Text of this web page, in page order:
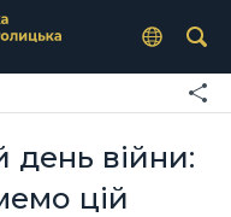
день війни:
цій